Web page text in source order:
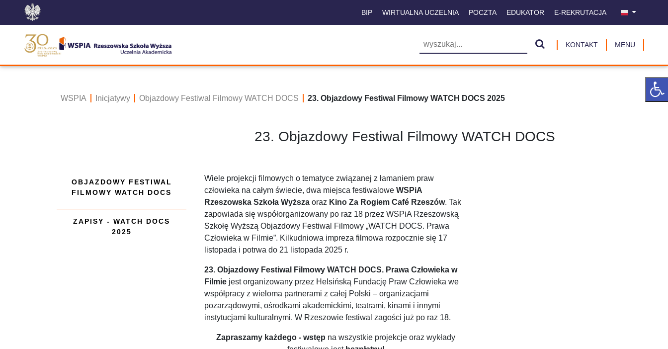
BIP WIRTUALNA UCZELNIA POCZTA EDUKATOR E-REKRUTACJA
KONTAKT MENU
WSPIA Inicjatywy Objazdowy Festiwal Filmowy WATCH DOCS 23. Objazdowy Festiwal Filmowy WATCH DOCS 2025
OBJAZDOWY FESTIWAL
FILMOWY WATCH DOCS
ZAPISY - WATCH DOCS
2025
23. Objazdowy Festiwal Filmowy WATCH DOCS
Wiele projekcji filmowych o tematyce związanej z łamaniem praw
człowieka na całym świecie, dwa miejsca festiwalowe WSPiA
Rzeszowska Szkoła Wyższa oraz Kino Za Rogiem Café Rzeszów. Tak
zapowiada się współorganizowany po raz 18 przez WSPiA Rzeszowską
Szkołę Wyższą Objazdowy Festiwal Filmowy „WATCH DOCS. Prawa
Człowieka w Filmie”. Kilkudniowa impreza filmowa rozpocznie się 17
listopada i potrwa do 21 listopada 2025 r.
23. Objazdowy Festiwal Filmowy WATCH DOCS. Prawa Człowieka w
Filmie jest organizowany przez Helsińską Fundację Praw Człowieka we
współpracy z wieloma partnerami z całej Polski – organizacjami
pozarządowymi, ośrodkami akademickimi, teatrami, kinami i innymi
instytucjami kulturalnymi. W Rzeszowie festiwal zagości już po raz 18.
Zapraszamy każdego - wstęp na wszystkie projekcje oraz wykłady